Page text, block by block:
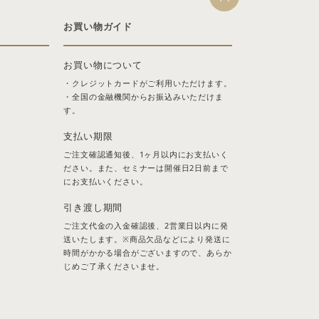
お買い物ガイド
お買い物について
・クレジットカードがご利用いただけます。
・全国の金融機関からお振込みいただけま
す。
支払い期限
ご注文確認通知後、1ヶ月以内にお支払いく
ださい。また、セミナーは開催日2日前まで
にお支払いください。
引き渡し期間
ご注文代金の入金確認後、2営業日以内に発
送いたします。※商品欠品などにより発送に
時間がかかる場合がございますので、あらか
じめご了承くださいませ。